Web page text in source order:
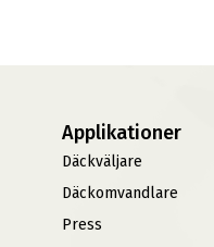
Applikationer
Däckväljare
Däckomvandlare
Press